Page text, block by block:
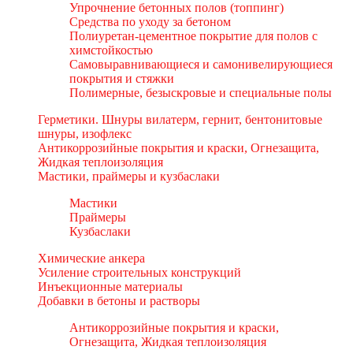
Упрочнение бетонных полов (топпинг)
Средства по уходу за бетоном
Полиуретан-цементное покрытие для полов с
химстойкостью
Самовыравнивающиеся и самонивелирующиеся
покрытия и стяжки
Полимерные, безыскровые и специальные полы
Герметики. Шнуры вилатерм, гернит, бентонитовые
шнуры, изофлекс
Антикоррозийные покрытия и краски, Огнезащита,
Жидкая теплоизоляция
Мастики, праймеры и кузбаслаки
Мастики
Праймеры
Кузбаслаки
Химические анкера
Усиление строительных конструкций
Инъекционные материалы
Добавки в бетоны и растворы
Антикоррозийные покрытия и краски,
Огнезащита, Жидкая теплоизоляция